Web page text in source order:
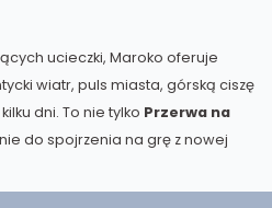
ucieczki, Maroko oferuje
wiatr, puls miasta, górską ciszę
dni. To nie tylko Przerwa na
do spojrzenia na grę z nowej